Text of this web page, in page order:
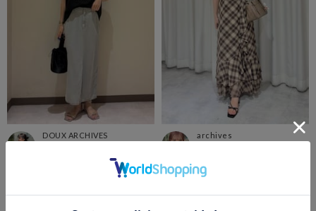
DOUX ARCHIVES archives
KANA
157cm